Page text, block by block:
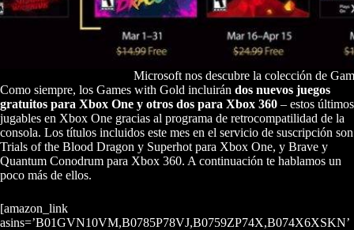
Microsoft nos descubre la colección de
Como siempre, los Games with Gold incluirán dos nuevos juegos
gratuitos para Xbox One y otros dos para Xbox 360 – estos últimos
jugables en Xbox One gracias al programa de retrocompatilidad de la
consola. Los títulos incluidos este mes en el servicio de suscripción son
Trials of the Blood Dragon y Superhot para Xbox One, y Brave y
Quantum Conodrum para Xbox 360. A continuación te hablamos un
poco más de ellos.
[amazon_link
asins=’B01GVN10VM,B0785P78VJ,B0759ZP74X,B074X6XSKN’